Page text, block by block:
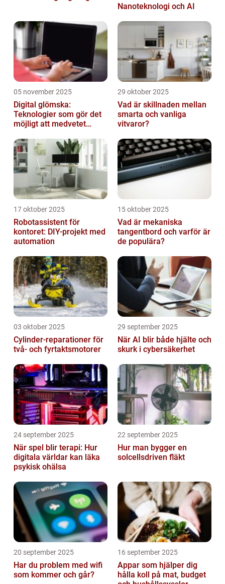
Nanoteknologi och AI
05 november 2025
Digital glömska:
Teknologier som gör det
möjligt att medvetet
29 oktober 2025
Vad är skillnaden mellan
smarta och vanliga
vitvaror?
17 oktober 2025
Robotassistent för
kontoret: DIY-projekt med
automation
15 oktober 2025
Vad är mekaniska
tangentbord och varför är
de populära?
03 oktober 2025
Cylinder-reparationer för
två- och fyrtaktsmotorer
29 september 2025
När AI blir både hjälte och
skurk i cybersäkerhet
24 september 2025
När spel blir terapi: Hur
digitala världar kan läka
psykisk ohälsa
22 september 2025
Hur man bygger en
solcellsdriven fläkt
20 september 2025
Har du problem med wifi
som kommer och går?
16 september 2025
Appar som hjälper dig
hålla koll på mat, budget